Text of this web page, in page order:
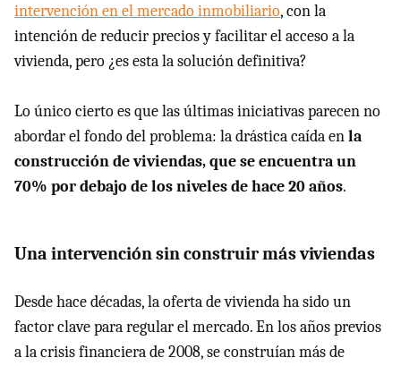
intervención en el mercado inmobiliario, con la
intención de reducir precios y facilitar el acceso a la
vivienda, pero ¿es esta la solución definitiva?
Lo único cierto es que las últimas iniciativas parecen no
abordar el fondo del problema: la drástica caída enla
construcción de viviendas, que se encuentra un
70% por debajo de los niveles de hace 20 años.
Una intervención sin construir más viviendas
Desde hace décadas, la oferta de vivienda ha sido un
factor clave para regular el mercado. En los años previos
a la crisis financiera de 2008, se construían más de